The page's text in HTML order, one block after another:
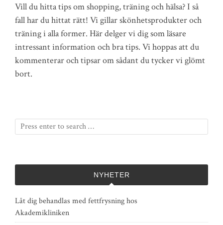
Vill du hitta tips om shopping, träning och hälsa? I så
fall har du hittat rätt! Vi gillar skönhetsprodukter och
träning i alla former. Här delger vi dig som läsare
intressant information och bra tips. Vi hoppas att du
kommenterar och tipsar om sådant du tycker vi glömt
bort.
NYHETER
Låt dig behandlas med fettfrysning hos
Akademikliniken